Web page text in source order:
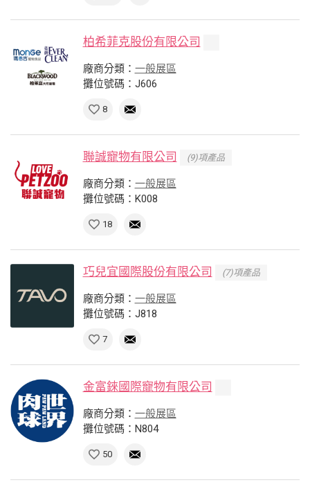
柏希菲克股份有限公司
廠商分類： 一般展區
攤位號碼：J606
8
聯誠寵物有限公司 (9)項產品
廠商分類： 一般展區
攤位號碼：K008
18
巧兒宜國際股份有限公司 (7)項產品
廠商分類： 一般展區
攤位號碼：J818
7
金富錸國際寵物有限公司
廠商分類： 一般展區
攤位號碼：N804
50